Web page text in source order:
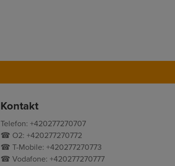
Kontakt
Telefon: +420277270707
☎ O2: +420277270772
☎ T-Mobile: +420277270773
☎ Vodafone: +420277270777